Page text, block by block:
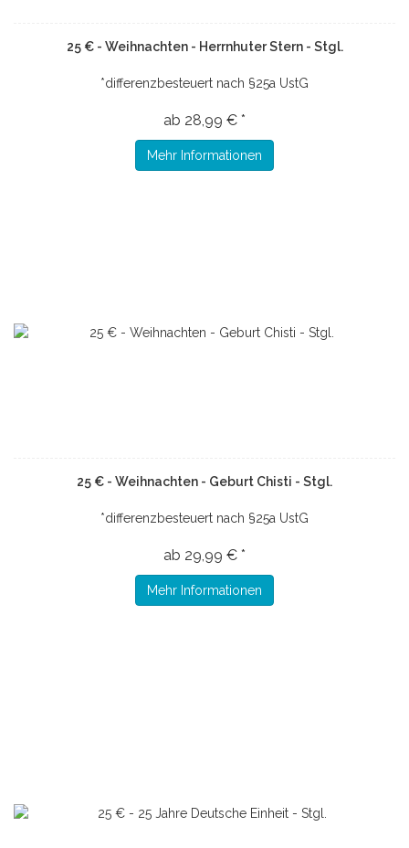
25 € - Weihnachten - Herrnhuter Stern - Stgl.
*differenzbesteuert nach §25a UstG
ab 28,99 € *
Mehr Informationen
25 € - Weihnachten - Geburt Chisti - Stgl.
*differenzbesteuert nach §25a UstG
ab 29,99 € *
Mehr Informationen